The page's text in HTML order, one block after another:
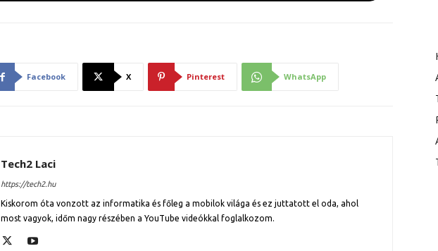
Facebook X Pinterest WhatsApp
Tech2 Laci
https://tech2.hu
Kiskorom óta vonzott az informatika és főleg a mobilok világa és ez juttatott el oda, ahol
most vagyok, időm nagy részében a YouTube videókkal foglalkozom.